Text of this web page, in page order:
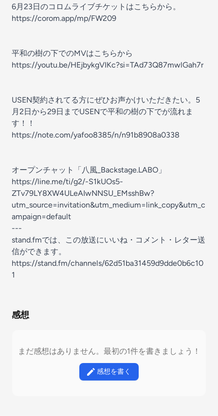
6月23日のコロムライブチケットはこちらから。
https://corom.app/mp/FW209
平和の樹の下でのMVはこちらから
https://youtu.be/HEjbykgVIKc?si=TAd73Q87mwlGah7r
USEN契約されてる方にぜひお声かけいただきたい。5
月2日から29日までUSENで平和の樹の下でが流れま
す！！
https://note.com/yafoo8385/n/n91b8908a0338
オープンチャット「八風_Backstage.LABO」
https://line.me/ti/g2/-S1kUOs5-
ZTv79LY8XW4ULeAIwNNSU_EMsshBw?
utm_source=invitation&utm_medium=link_copy&utm_c
ampaign=default
---
stand.fmでは、この放送にいいね・コメント・レター送
信ができます。
https://stand.fm/channels/62d51ba31459d9dde0b6c10
1
感想
まだ感想はありません。最初の1件を書きましょう！
感想を書く